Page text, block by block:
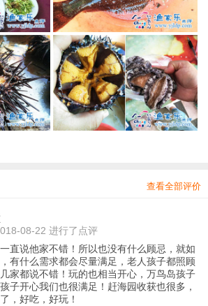
查看全部评价
08-22 进行了点评
直说他家不错！所以也没有什么顾忌，就如
有什么需求都会尽量满足，老人孩子都照顾
家都说不错！玩的也相当开心，万鸟岛孩子
子开心我们也很满足！赶海园收获也很多，
，好吃，好玩！